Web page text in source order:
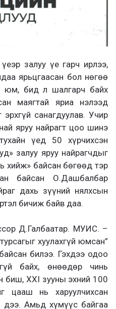
залуу үе гарч ирлээ,
ярьцгаасан бол нөгөө
юм, бид л шалгарч байх
маягтай яриа нэлээд
санагдуулав. Учир
яруу найрагт цоо шинэ
үед 50 хүрчихсэн
залуу яруу найрагчдыг
хийж» байсан бөгөөд тэр
байсан О.Дашбалбар
дахь зүүний нялхсын
бичиж байв даа.
Д.Галбаатар. МУИС. –
хуулахгүй юмсан”
билээ. Гэхдээ одоо
байх, өнөөдөр чинь
биш, XXI зууны эхний 100
цааш нь харуулчихсан
Амьд хүмүүс байгаа